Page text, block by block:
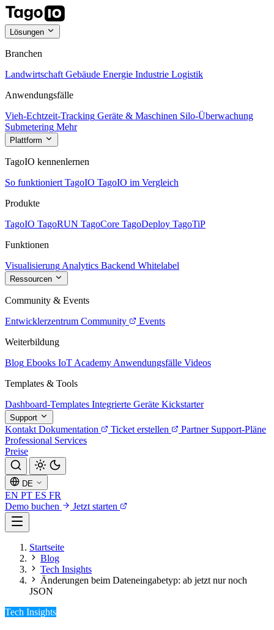
Lösungen
Branchen
Landwirtschaft Gebäude Energie Industrie Logistik
Anwendungsfälle
Vieh-Echtzeit-Tracking Geräte & Maschinen Silo-Überwachung
Submetering Mehr
Plattform
TagoIO kennenlernen
So funktioniert TagoIO TagoIO im Vergleich
Produkte
TagoIO TagoRUN TagoCore TagoDeploy TagoTiP
Funktionen
Visualisierung Analytics Backend Whitelabel
Ressourcen
Community & Events
Entwicklerzentrum Community
Events
Weiterbildung
Blog Ebooks IoT Academy Anwendungsfälle Videos
Templates & Tools
Dashboard-Templates Integrierte Geräte Kickstarter
Support
Kontakt Dokumentation Ticket erstellen Partner Support-Pläne
Professional Services
Preise
DE
EN PT ES FR
Demo buchen
Jetzt starten
Startseite
Blog
Tech Insights
Änderungen beim Dateneingabetyp: ab jetzt nur noch
JSON
Tech Insights